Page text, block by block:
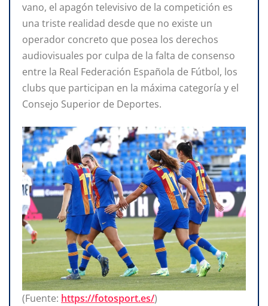
vano, el apagón televisivo de la competición es
una triste realidad desde que no existe un
operador concreto que posea los derechos
audiovisuales por culpa de la falta de consenso
entre la Real Federación Española de Fútbol, los
clubs que participan en la máxima categoría y el
Consejo Superior de Deportes.
(Fuente: https://fotosport.es/)